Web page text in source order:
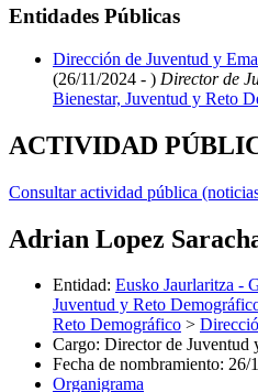
Entidades Públicas
Dirección de Juventud y
(26/11/2024 - ) Director de
Bienestar, Juventud y Reto
ACTIVIDAD
Consultar actividad pública
Adrian Lopez
Entidad: Eusko Jaurlaritza -
Juventud y Reto
Reto Demográfico >
Cargo: Director de Juventud
Fecha de nombramiento: 26/
Organigrama